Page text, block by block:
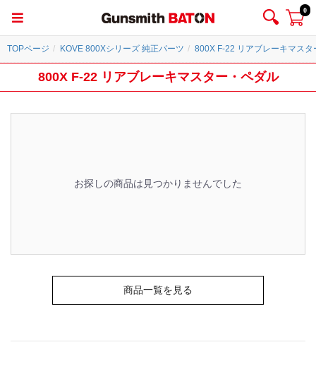
0
TOPページ KOVE 800Xシリーズ 純正パーツ 800X F-22 リアブレーキマスタ
800X F-22 リアブレーキマスター・ペダル
お探しの商品は見つかりませんでした
商品一覧を見る